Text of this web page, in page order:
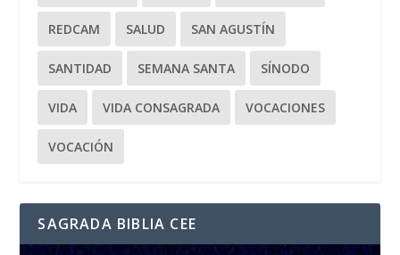
REDCAM SALUD SAN AGUSTÍN
SANTIDAD SEMANA SANTA SÍNODO
VIDA VIDA CONSAGRADA VOCACIONES
VOCACIÓN
SAGRADA BIBLIA CEE